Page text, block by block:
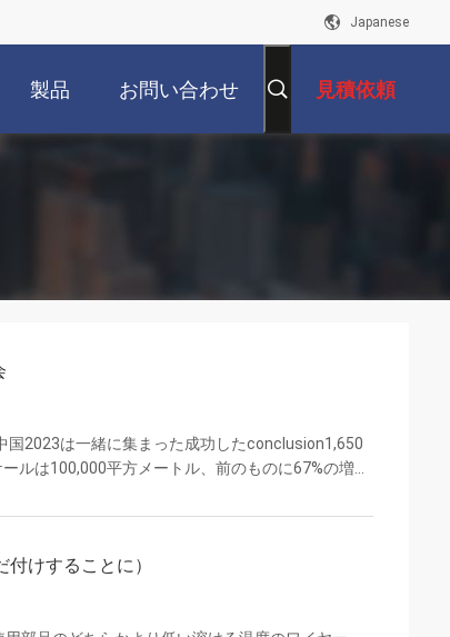
Japanese
製品 お問い合わせ 見積依頼
2023は一緒に集まった成功したconclusion1,650
ルは100,000平方メートル、前のものに67%の増加
示エリア、13専門のフォーラム、生きている流出
けすることに）